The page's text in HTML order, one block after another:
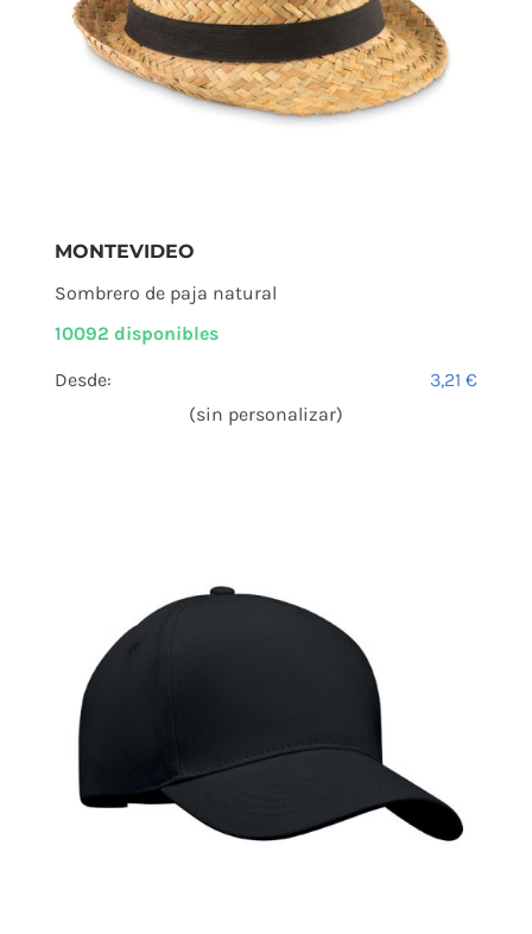
MONTEVIDEO
Sombrero de paja natural
10092 disponibles
Desde: 3,21€
(sin personalizar)